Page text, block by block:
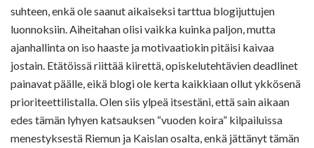
suhteen, enkä ole saanut aikaiseksi tarttua blogijuttujen
luonnoksiin. Aiheitahan olisi vaikka kuinka paljon, mutta
ajanhallinta on iso haaste ja motivaatiokin pitäisi kaivaa
jostain. Etätöissä riittää kiirettä, opiskelutehtävien deadlinet
painavat päälle, eikä blogi ole kerta kaikkiaan ollut ykkösenä
prioriteettilistalla. Olen siis ylpeä itsestäni, että sain aikaan
edes tämän lyhyen katsauksen “vuoden koira” kilpailuissa
menestyksestä Riemun ja Kaislan osalta, enkä jättänyt tämän